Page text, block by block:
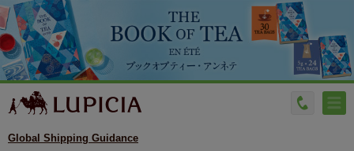
Global Shipping Guidance